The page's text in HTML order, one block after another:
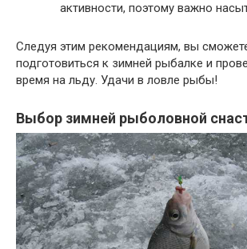
активности, поэтому важно
Следуя этим рекомендациям, вы
подготовиться к зимней рыбалке и
время на льду. Удачи в ловле рыбы!
Выбор зимней рыболовной